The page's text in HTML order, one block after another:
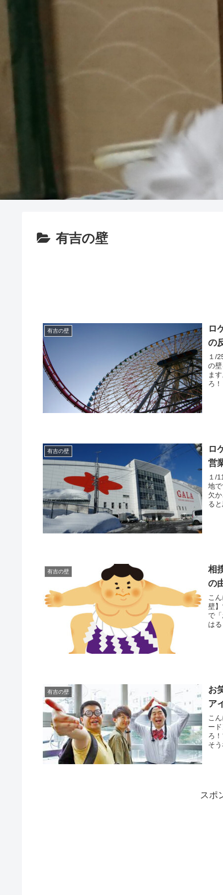
有吉の壁
有吉の壁
ロ
の
１/
の
ます。 #有吉の壁 25日水曜よる7時✨
ろ
有吉の壁
ロ
営
１/
地です。 冬に行える行楽と言
欠
有吉の壁
相
の
こんにち
壁】
で
は
有吉の壁
お
ア
こんにち
ードンが出
ろ
そ
スポ